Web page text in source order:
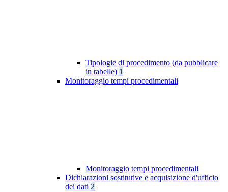
Tipologie di procedimento (da pubblicare
in tabelle) 1
Monitoraggio tempi procedimentali
Monitoraggio tempi procedimentali
Dichiarazioni sostitutive e acquisizione d'ufficio
dei dati 2